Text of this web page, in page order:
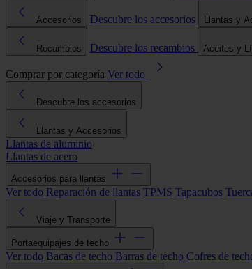
Accesorios Descubre los accesorios Llantas y
Recambios Descubre los recambios Aceites y
Comprar por categoría Ver todo
Descubre los accesorios
Llantas y Accesorios
Llantas de aluminio
Llantas de acero
Accesorios para llantas
Ver todo Reparación de llantas TPMS Tapacubos
Viaje y Transporte
Portaequipajes de techo
Ver todo Bacas de techo Barras de techo Cofres de